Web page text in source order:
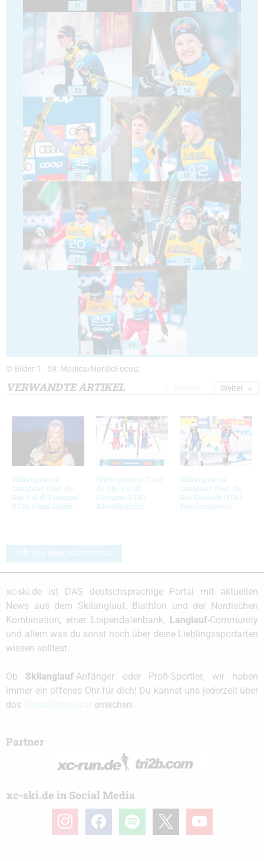
51 52
53 54
55 56
57 58
59
© Bilder 1 - 59: Modica/NordicFocus;
VERWANDTE ARTIKEL
Bildergalerie
Langlauf Tour de
Ski Val di Fiemme
(ITA) Final Climb
Bildergalerie Tour
de Ski Val di
Fiemme (ITA)
Klassiksprint
Bildergalerie
Langlauf Tour de
Ski Toblach (ITA)
Handicapstart
Weiter
Schreibe einen Kommentar
xc-ski.de ist DAS deutschsprachige Portal mit aktuellen
News aus dem Skilanglauf, Biathlon und der Nordischen
Kombination, einer Loipendatenbank,
Langlauf-Community
und allem was du sonst noch über deine Lieblingssportarten
wissen solltest.
Ob Skilanglauf-Anfänger oder Profi-Sportler, wir haben
immer ein offenes Ohr für dich! Du kannst uns jederzeit über
das
erreichen.
Partner
xc-ski.de in Social Media
instagramfacebook spotify youtube